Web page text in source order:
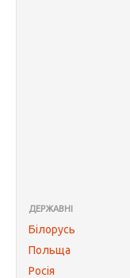
ДЕРЖАВНІ
Білорусь
Польща
Росія